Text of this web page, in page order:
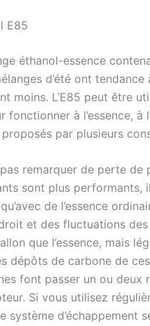
E85
éthanol-essence
d’été ont
moins. L’E85 peut être
à l’essence, à
par plusieurs
remarquer de perte de
sont plus performants,
de l’essence
et des fluctuations des
que l’essence, mais
dépôts de carbone de
font passer un ou deux
Si vous utilisez
système d’échappement